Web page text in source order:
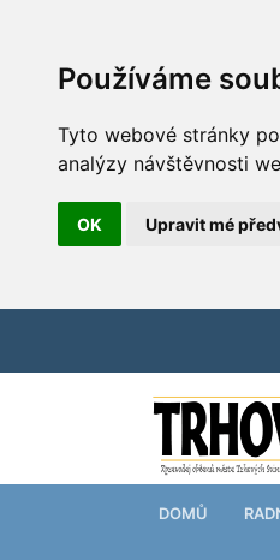
Používáme
Tyto webové stránky
analýzy návštěvnosti
OK Upravit mé
DOMŮ